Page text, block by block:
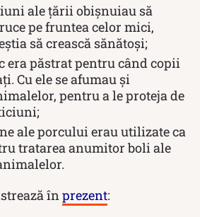
ale țării obișnuiau să
pe fruntea celor mici,
să crească sănătoși;
era păstrat pentru când copii
Cu ele se afumau și
pentru a le proteja de
ale porcului erau utilizate ca
tratarea anumitor boli ale
în prezent: